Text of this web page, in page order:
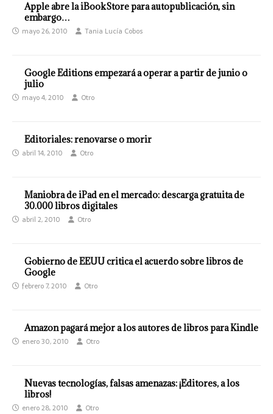
Apple abre la iBookStore para autopublicación, sin
embargo…
mayo 26, 2010 Tania Lucía Cobos
Google Editions empezará a operar a partir de junio o
julio
mayo 4, 2010 Otro
Editoriales: renovarse o morir
abril 14, 2010 Otro
Maniobra de iPad en el mercado: descarga gratuita de
30.000 libros digitales
abril 2, 2010 Otro
Gobierno de EEUU critica el acuerdo sobre libros de
Google
febrero 7, 2010 Otro
Amazon pagará mejor a los autores de libros para Kindle
enero 30, 2010 Otro
Nuevas tecnologías, falsas amenazas: ¡Editores, a los
libros!
enero 28, 2010 Otro